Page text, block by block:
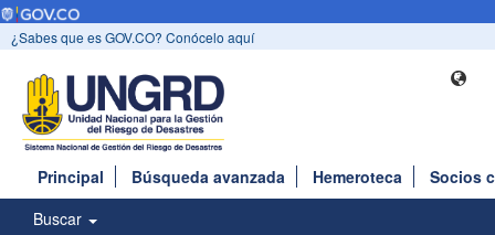
¿Sabes que es GOV.CO? Conócelo aquí
Principal Búsqueda avanzada Hemeroteca
Socios
Buscar